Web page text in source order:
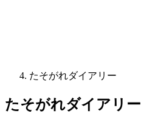
たそがれダイアリー
たそがれダイアリー